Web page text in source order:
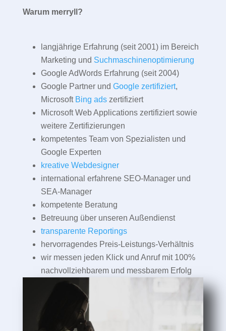
Warum merryll?
langjährige Erfahrung (seit 2001) im Bereich
Marketing und Suchmaschinenoptimierung
Google AdWords Erfahrung (seit 2004)
Google Partner und Google zertifiziert,
Microsoft Bing adszertifiziert
Microsoft Web Applications zertifiziert sowie
weitere Zertifizierungen
kompetentes Team von Spezialisten und
Google Experten
kreative Webdesigner
international erfahrene SEO-Manager und
SEA-Manager
kompetente Beratung
Betreuung über unseren Außendienst
transparente Reportings
hervorragendes Preis-Leistungs-Verhältnis
wir messen jeden Klick und Anruf mit 100%
nachvollziehbarem und messbarem Erfolg